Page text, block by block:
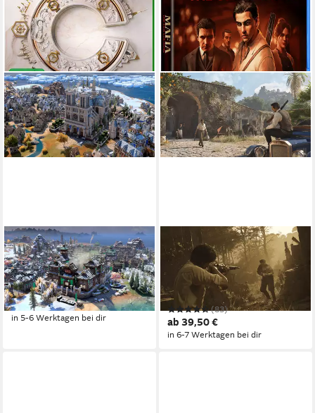
2K
Civilization VII
Xbox One Plattform
ab 12 Jahren USK-Freigabe
2K Publisher
39,90 €
in 5-6 Werktagen bei dir
2K
Mafia: The Old Country
PlayStation 5 Plattform
2K
Publisher
(83)
ab 39,50 €
in 6-7 Werktagen bei dir